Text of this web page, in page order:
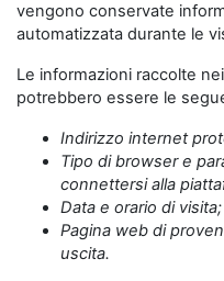
vengono conservate
automatizzata durante le
Le informazioni raccolte
potrebbero essere le
Indirizzo internet
Tipo di browser e
connettersi alla
Data e orario di visita;
Pagina web di
uscita.